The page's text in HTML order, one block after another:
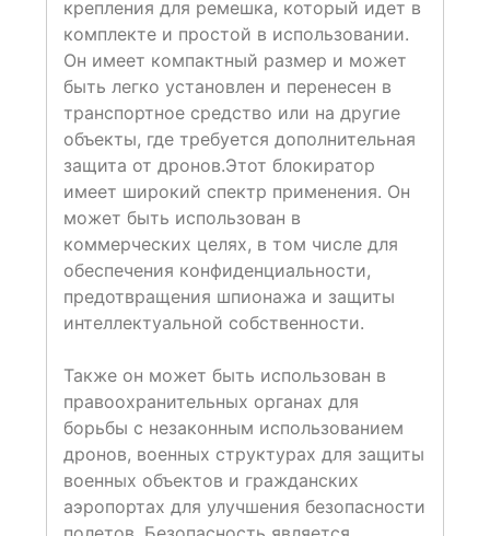
крепления для ремешка, который идет в
комплекте и простой в использовании.
Он имеет компактный размер и может
быть легко установлен и перенесен в
транспортное средство или на другие
объекты, где требуется дополнительная
защита от дронов.Этот блокиратор
имеет широкий спектр применения. Он
может быть использован в
коммерческих целях, в том числе для
обеспечения конфиденциальности,
предотвращения шпионажа и защиты
интеллектуальной собственности.
Также он может быть использован в
правоохранительных органах для
борьбы с незаконным использованием
дронов, военных структурах для защиты
военных объектов и гражданских
аэропортах для улучшения безопасности